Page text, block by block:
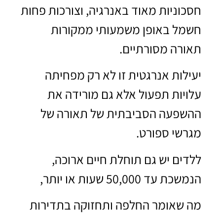
חסכוניות מאוד באנרגיה, וצורכות פחות
חשמל באופן משמעותי ממקורות
תאורה מסורתיים.
יעילות אנרגטית זו לא רק מפחיתה
עלויות תפעול אלא גם מורידה את
ההשפעה הסביבתית של תאורה של
מגרשי ספורט.
ללדים יש גם תוחלת חיים ארוכה,
הנמשכת עד 50,000 שעות או יותר,
מה שאומר החלפה ותחזוקה בתדירות